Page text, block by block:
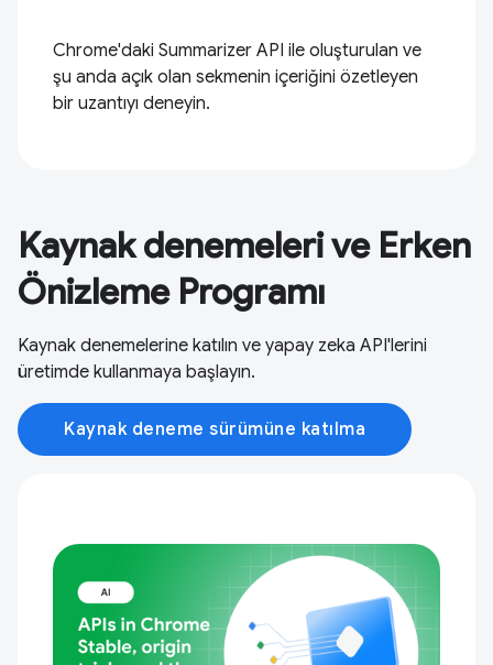
Chrome'daki Summarizer API ile oluşturulan ve
şu anda açık olan sekmenin içeriğini özetleyen
bir uzantıyı deneyin.
Kaynak denemeleri ve Erken
Önizleme Programı
Kaynak denemelerine katılın ve yapay zeka API'lerini
üretimde kullanmaya başlayın.
Kaynak deneme sürümüne katılma